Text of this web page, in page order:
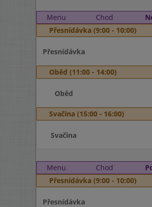
Menu
Chod
Přesnídávka (9:00 - 10:00)
Přesnídávka
Oběd (11:00 - 14:00)
Oběd
Svačina (15:00 - 16:00)
Svačina
Menu
Chod
Přesnídávka (9:00 - 10:00)
Přesnídávka